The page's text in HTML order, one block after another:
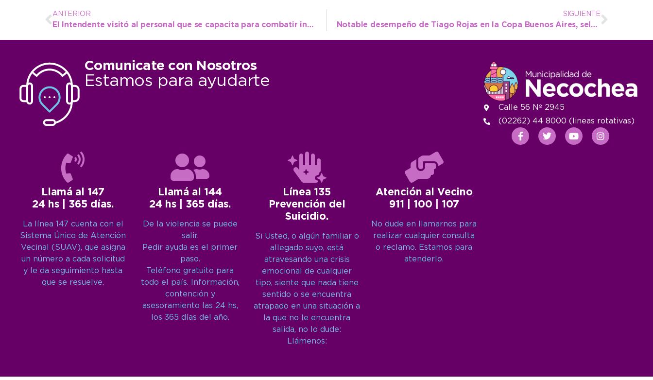
ANTERIOR
El Intendente visitó al personal que se capacita para combatir incendios forestales
SIGUIENTE
Notable desempeño de Tiago Rojas en la Copa Buenos Aires, selectiva para los Juegos Evita
Comunicate con Nosotros
Estamos para ayudarte
Llamá al 147
24 hs | 365 días.
La línea 147 cuenta con el
Sistema Único de Atención
Vecinal (SUAV), que asigna
un número a cada solicitud
y le da seguimiento hasta
que se resuelve.
Llamá al 144
24 hs | 365 días.
De la violencia se puede
salir.
Pedir ayuda es el primer
paso.
Teléfono gratuito para
todo el país. Información,
contención y
asesoramiento las 24 hs,
los 365 días del año.
Línea 135
Prevención del
Suicidio.
Si Usted, o algún familiar o
allegado suyo, está
atravesando una crisis
emocional de cualquier
tipo, siente que nada tiene
sentido o se encuentra
atrapado en una situación a
la que no le encuentra
salida, no lo dude:
Llámenos:
Atención al Vecino
911 | 100 | 107
No dude en llamarnos para
realizar cualquier consulta
o reclamo. Estamos para
atenderlo.
Calle 56 Nº 2945
(02262) 44 8000 (lineas rotativas)